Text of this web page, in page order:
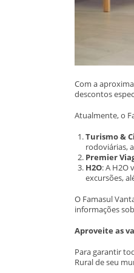
Com a
descontos
Atualmente, o
Turismo &
rodoviárias,
Premier
H2O: A H2O
excursões,
O Famasul
informações
Aproveite as
Para garantir
Rural de seu